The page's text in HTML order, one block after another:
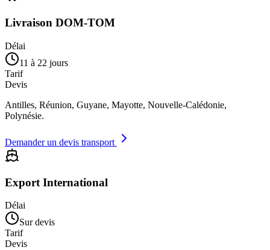
Livraison DOM-TOM
Délai
11 à 22 jours
Tarif
Devis
Antilles, Réunion, Guyane, Mayotte, Nouvelle-Calédonie,
Polynésie.
Demander un devis transport
Export International
Délai
Sur devis
Tarif
Devis